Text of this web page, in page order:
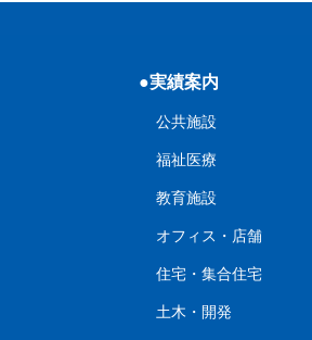
●実績案内
公共施設
福祉医療
教育施設
オフィス・店舗
住宅・集合住宅
土木・開発